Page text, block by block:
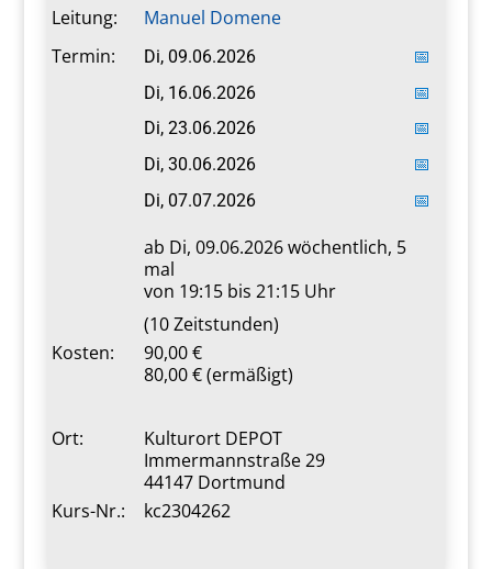
Leitung:
Manuel Domene
Termin:
Di, 09.06.2026
📅
Di, 16.06.2026
📅
Di, 23.06.2026
📅
Di, 30.06.2026
📅
Di, 07.07.2026
📅
ab Di, 09.06.2026wöchentlich, 5
mal
von 19:15 bis 21:15 Uhr
(10 Zeitstunden)
Kosten:
90,00 €
80,00 € (ermäßigt)
Ort:
Kulturort DEPOT
Immermannstraße 29
44147 Dortmund
Kurs-Nr.:
kc2304262